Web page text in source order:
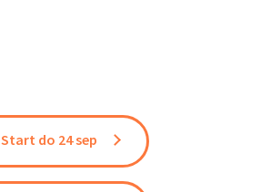
Start do 24 sep